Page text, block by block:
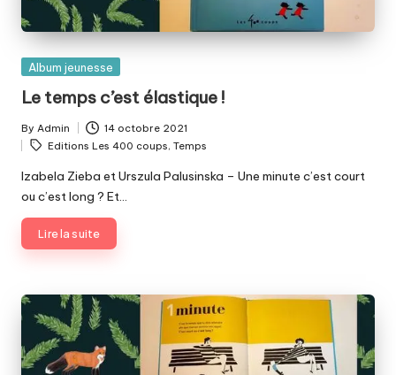
Posted
Album jeunesse
Le temps c’est élastique !
Posted
by
By Admin 14 octobre 2021
Tags:
Editions Les 400 coups, Temps
Izabela Zieba et Urszula Palusinska – Une minute c’est court
ou c’est long ? Et…
Lire la suite